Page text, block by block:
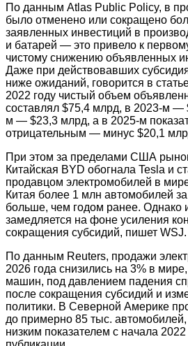
По данным Atlas Public Policy, в
было отменено или сокращено
заявленных инвестиций в
и батарей — это привело к
чистому снижению объявленных
Даже при действовавших
ниже ожиданий, говорится в
2022 году чистый объем
составлял $75,4 млрд, в 2023-м —
м — $23,3 млрд, а в 2025-м
отрицательным — минус $20,1
При этом за пределами США
Китайская BYD обогнала Tesla и
продавцом электромобилей в
Китая более 1 млн автомобилей
больше, чем годом ранее. Однако
замедляется на фоне усиления
сокращения субсидий, пишет WSJ.
По данным Reuters, продажи
2026 года снизились на 3% в
машин, под давлением падения
после сокращения субсидий и
политики. В Северной Америке
до примерно 85 тыс.
низким показателем с начала 2022